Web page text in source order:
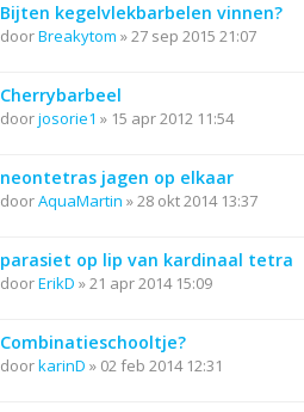
Bijten kegelvlekbarbelen vinnen?
doorBreakytom »27 sep 2015 21:07
Cherrybarbeel
doorjosorie1 » 15 apr 2012 11:54
neontetras jagen op elkaar
doorAquaMartin »28 okt 2014 13:37
parasiet op lip van kardinaal tetra
doorErikD »21 apr 2014 15:09
Combinatieschooltje?
doorkarinD » 02 feb 2014 12:31